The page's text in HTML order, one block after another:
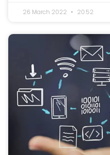
26 March 2022 20:52